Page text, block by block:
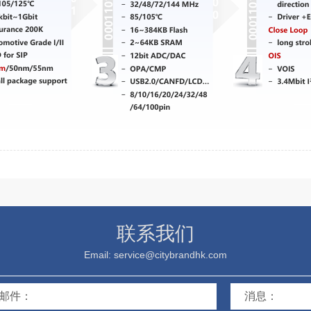
联系我们
Email: service@citybrandhk.com
件： 消息：